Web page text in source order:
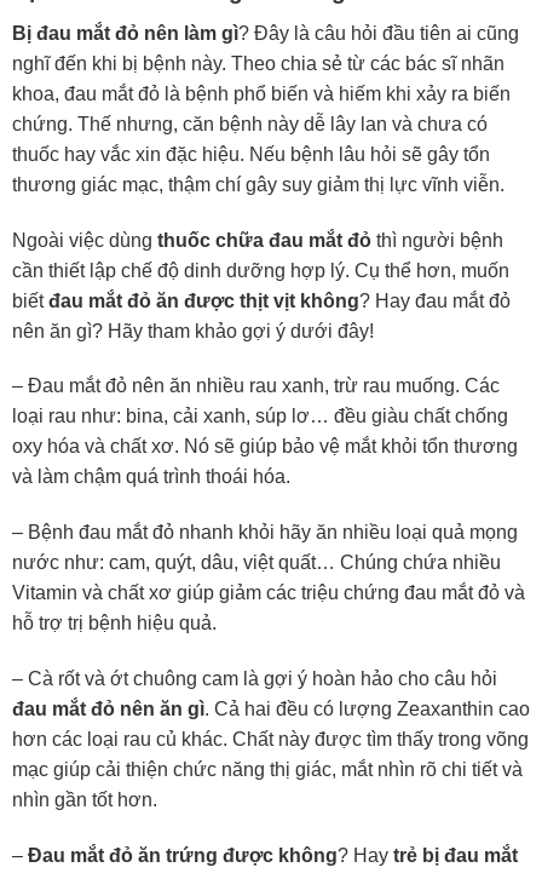
Bị đau mắt đỏ nên làm gì? Đây là câu hỏi đầu tiên ai cũng
nghĩ đến khi bị bệnh này. Theo chia sẻ từ các bác sĩ nhãn
khoa, đau mắt đỏ là bệnh phổ biến và hiếm khi xảy ra biến
chứng. Thế nhưng, căn bệnh này dễ lây lan và chưa có
thuốc hay vắc xin đặc hiệu. Nếu bệnh lâu hỏi sẽ gây tổn
thương giác mạc, thậm chí gây suy giảm thị lực vĩnh viễn.
Ngoài việc dùng thuốc chữa đau mắt đỏthì người bệnh
cần thiết lập chế độ dinh dưỡng hợp lý. Cụ thể hơn, muốn
biếtđau mắt đỏ ăn được thịt vịt không? Hay đau mắt đỏ
nên ăn gì? Hãy tham khảo gợi ý dưới đây!
– Đau mắt đỏ nên ăn nhiều rau xanh, trừ rau muống. Các
loại rau như: bina, cải xanh, súp lơ… đều giàu chất chống
oxy hóa và chất xơ. Nó sẽ giúp bảo vệ mắt khỏi tổn thương
và làm chậm quá trình thoái hóa.
– Bệnh đau mắt đỏ nhanh khỏi hãy ăn nhiều loại quả mọng
nước như: cam, quýt, dâu, việt quất… Chúng chứa nhiều
Vitamin và chất xơ giúp giảm các triệu chứng đau mắt đỏ và
hỗ trợ trị bệnh hiệu quả.
– Cà rốt và ớt chuông cam là gợi ý hoàn hảo cho câu hỏi
đau mắt đỏ nên ăn gì. Cả hai đều có lượng Zeaxanthin cao
hơn các loại rau củ khác. Chất này được tìm thấy trong võng
mạc giúp cải thiện chức năng thị giác, mắt nhìn rõ chi tiết và
nhìn gần tốt hơn.
– Đau mắt đỏ ăn trứng được không? Hay trẻ bị đau mắt